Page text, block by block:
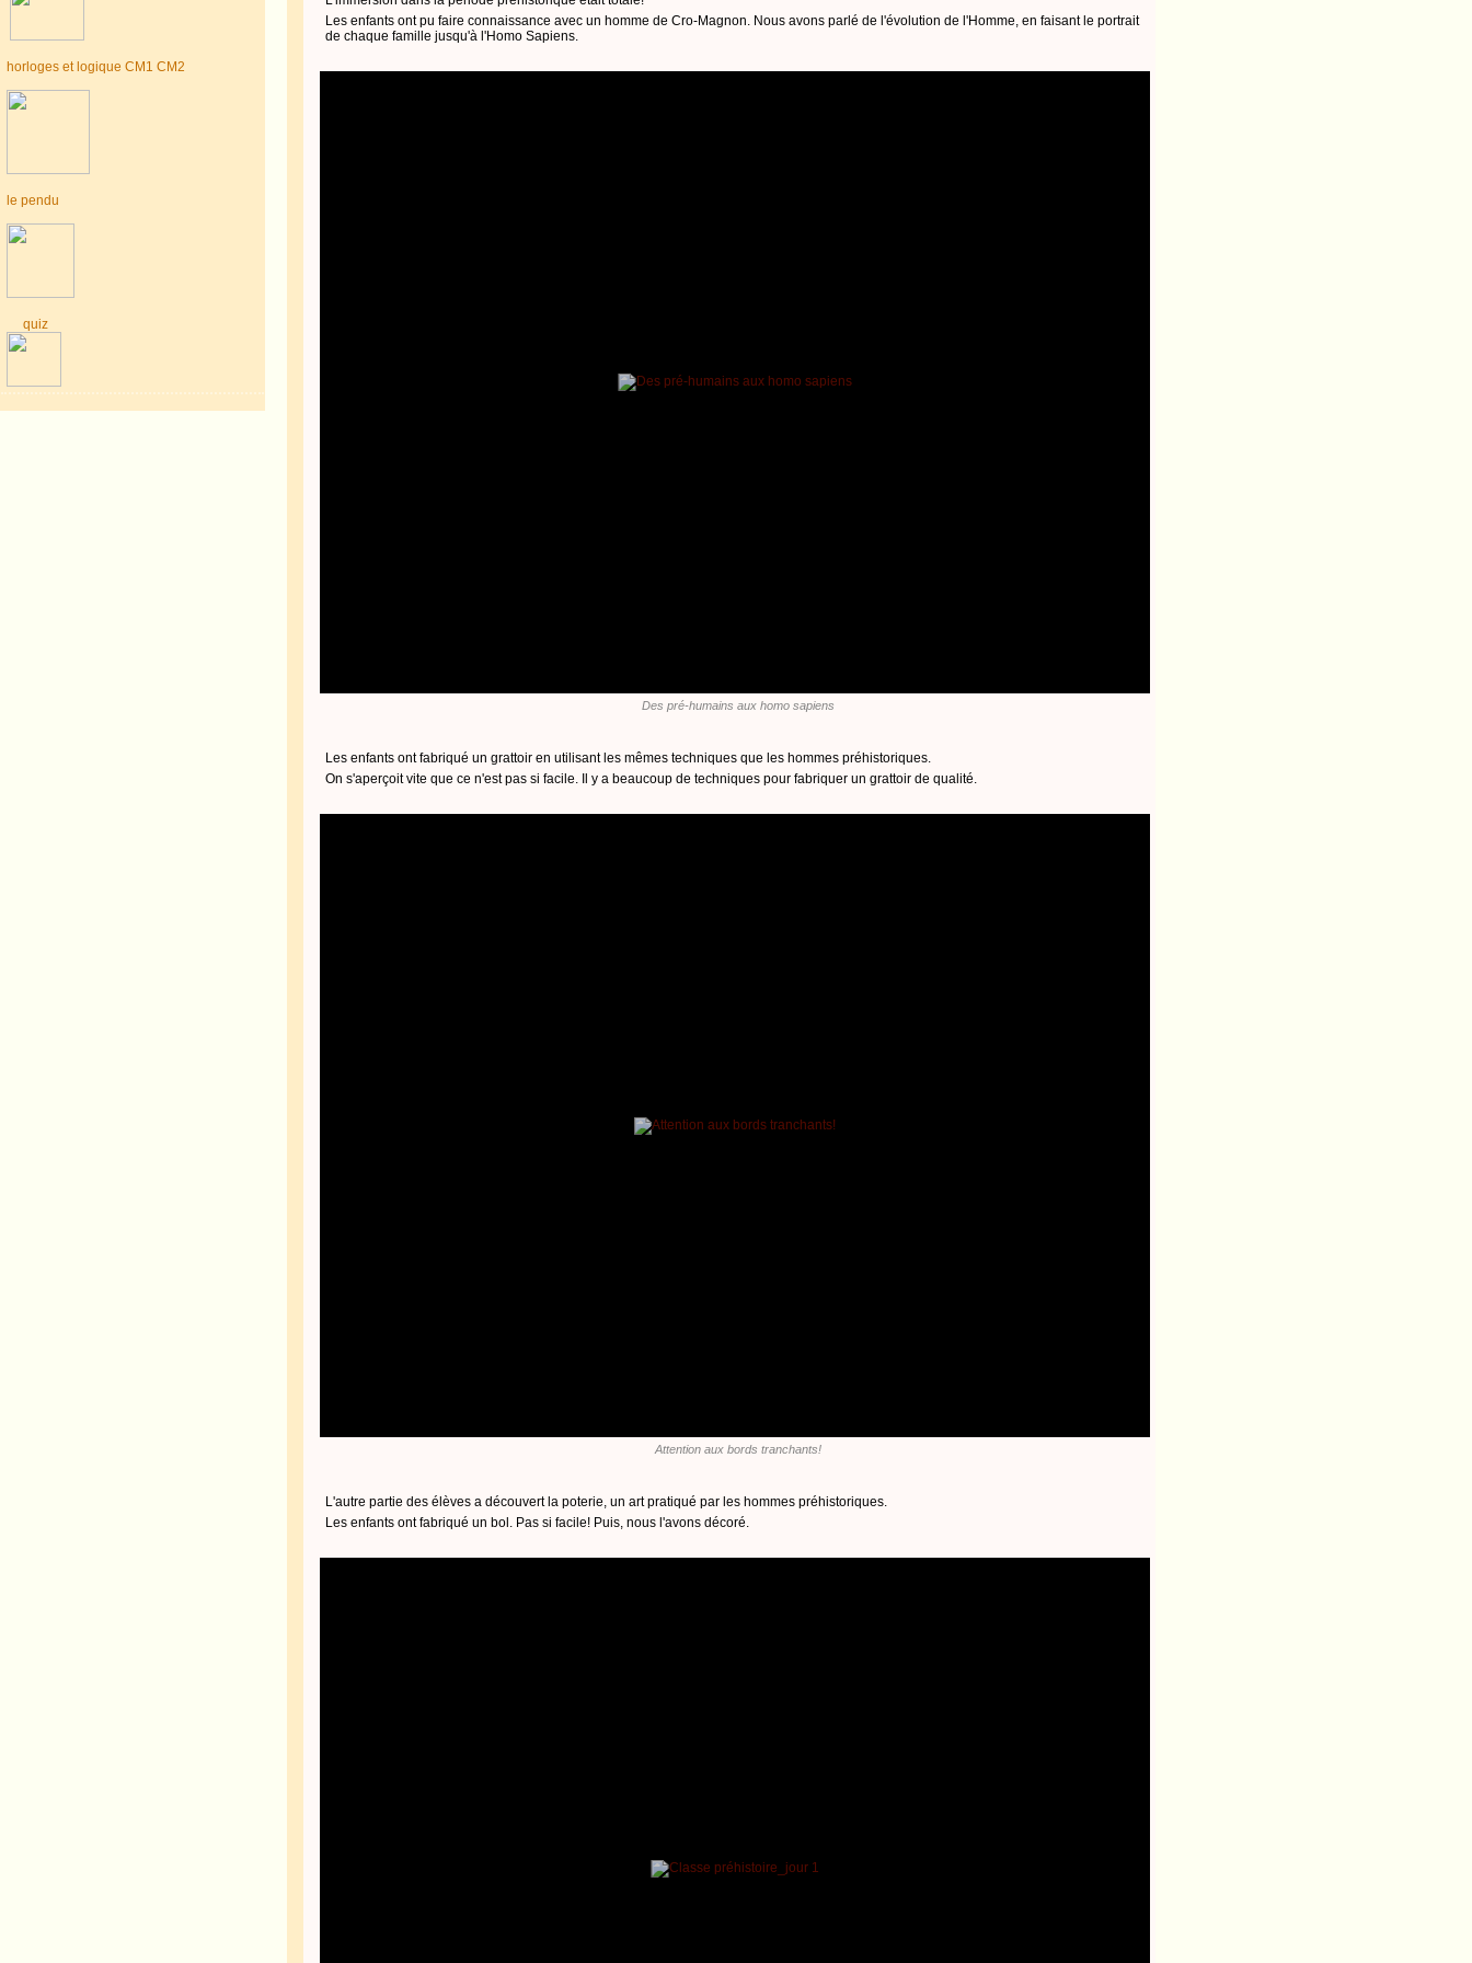
horloges et logique CM1 CM2
le pendu
quiz
Les enfants ont pu faire connaissance avec un homme de Cro-Magnon. Nous avons parlé de l'évolution de l'Homme, en faisant le portrait
de chaque famille jusqu'à l'Homo Sapiens.
Des pré-humains aux homo sapiens
Les enfants ont fabriqué un grattoir en utilisant les mêmes techniques que les hommes préhistoriques.
On s'aperçoit vite que ce n'est pas si facile. Il y a beaucoup de techniques pour fabriquer un grattoir de qualité.
Attention aux bords tranchants!
L'autre partie des élèves a découvert la poterie, un art pratiqué par les hommes préhistoriques.
Les enfants ont fabriqué un bol. Pas si facile! Puis, nous l'avons décoré.